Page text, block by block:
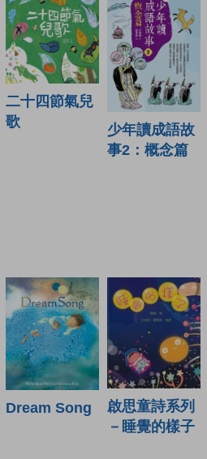
二十四節氣兒
歌
少年讀成語故
事2：概念篇
Dream Song
啟思童詩系列
－睡覺的樣子